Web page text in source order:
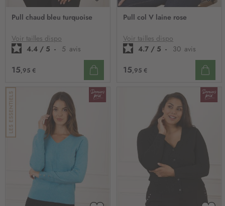
AJOUTER
D’ENVIE
Pull chaud bleu turquoise
Voir tailles dispo
4.4 / 5 - 5 avis
15,95 €
Pull col V laine rose
Voir tailles dispo
4.7 / 5 - 30 avis
15,95 €